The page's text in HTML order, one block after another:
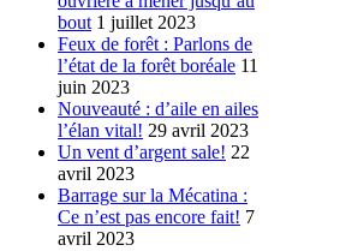
bout 1 juillet 2023
Feux de forêt : Parlons de
l’état de la forêt boréale 11
juin 2023
Nouveauté : d’aile en ailes
l’élan vital! 29 avril 2023
Un vent d’argent sale! 22
avril 2023
Barrage sur la Mécatina :
Ce n’est pas encore fait! 7
avril 2023